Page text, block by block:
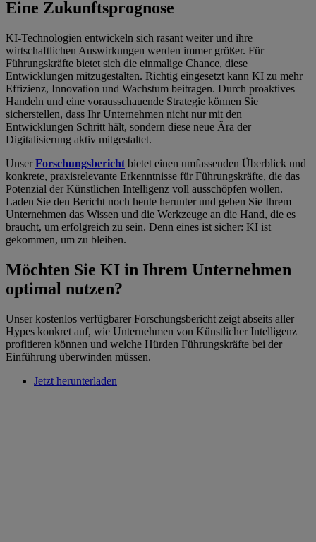
Eine Zukunftsprognose
KI-Technologien entwickeln sich rasant weiter und ihre
wirtschaftlichen Auswirkungen werden immer größer. Für
Führungskräfte bietet sich die einmalige Chance, diese
Entwicklungen mitzugestalten. Richtig eingesetzt kann KI zu mehr
Effizienz, Innovation und Wachstum beitragen. Durch proaktives
Handeln und eine vorausschauende Strategie können Sie
sicherstellen, dass Ihr Unternehmen nicht nur mit den
Entwicklungen Schritt hält, sondern diese neue Ära der
Digitalisierung aktiv mitgestaltet.
UnserForschungsbericht bietet einen umfassenden Überblick und
konkrete, praxisrelevante Erkenntnisse für Führungskräfte, die das
Potenzial der Künstlichen Intelligenz voll ausschöpfen wollen.
Laden Sie den Bericht noch heute herunter und geben Sie Ihrem
Unternehmen das Wissen und die Werkzeuge an die Hand, die es
braucht, um erfolgreich zu sein. Denn eines ist sicher: KI ist
gekommen, um zu bleiben.
Möchten Sie KI in Ihrem Unternehmen
optimal nutzen?
Unser kostenlos verfügbarer Forschungsbericht zeigt abseits aller
Hypes konkret auf, wie Unternehmen von Künstlicher Intelligenz
profitieren können und welche Hürden Führungskräfte bei der
Einführung überwinden müssen.
Jetzt herunterladen